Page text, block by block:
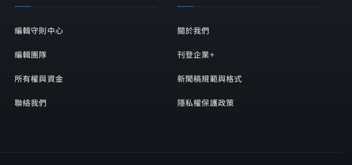
編輯守則中心
編輯團隊
所有權與資金
聯絡我們
關於我們
刊登企業+
新聞稿規範與格式
隱私權保護政策